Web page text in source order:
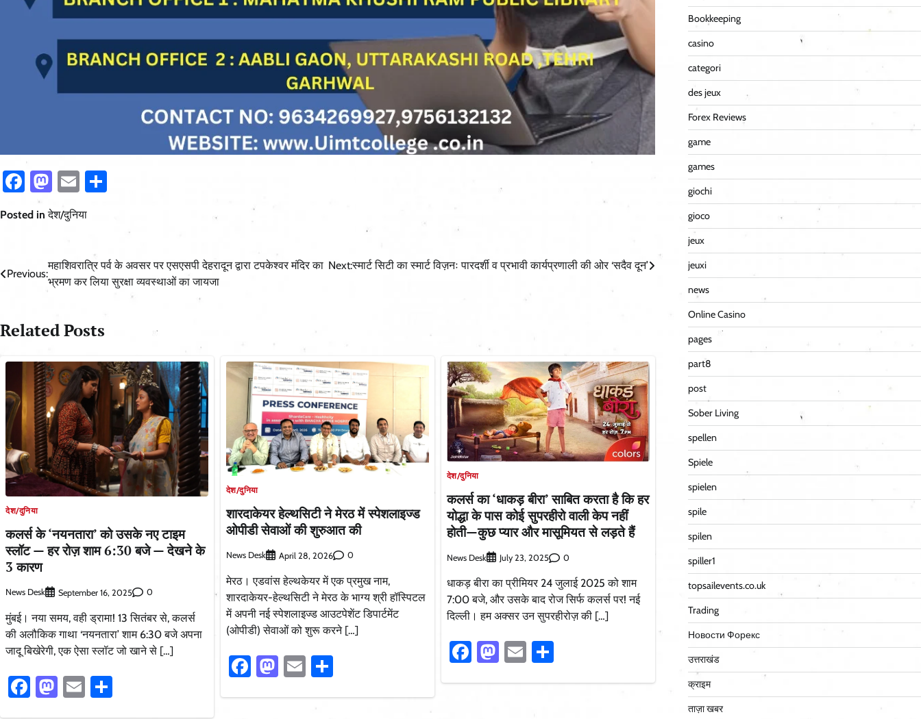
Facebook
Mastodon
Email
Posted inदेश/दुनिया
Post
navigation
Previous:
महाशिवरात्रि पर्व के अवसर पर एसएसपी देहरादून द्वारा टपकेश्वर मंदिर का
भ्रमण कर लिया सुरक्षा व्यवस्थाओं का जायजा
Next:स्मार्ट सिटी का स्मार्ट विज़नः पारदर्शी व प्रभावी कार्यप्रणाली की ओर ‘सदैव दून’
Related Posts
देश/दुनिया
कलर्स के ‘नयनतारा’ को उसके नए टाइम
स्लॉट — हर रोज़ शाम 6:30 बजे — देखने के
3 कारण
News Desk September 16, 2025 0
मुंबई। नया समय, वही ड्रामा! 13 सितंबर से, कलर्स
की अलौकिक गाथा ‘नयनतारा’ शाम 6:30 बजे अपना
जादू बिखेरेगी, एक ऐसा स्लॉट जो खाने से […]
Facebook
Mastodon
Email
देश/दुनिया
शारदाकेयर हेल्थसिटी ने मेरठ में स्पेशलाइज्ड
ओपीडी सेवाओं की शुरुआत की
News Desk April 28, 2026 0
मेरठ। एडवांस हेल्थकेयर में एक प्रमुख नाम,
शारदाकेयर-हेल्थसिटी ने मेरठ के भाग्य श्री हॉस्पिटल
में अपनी नई स्पेशलाइज्ड आउटपेशेंट डिपार्टमेंट
(ओपीडी) सेवाओं को शुरू करने […]
Facebook
Mastodon
EmailShare
देश/दुनिया
कलर्स का ‘धाकड़ बीरा’ साबित करता है कि हर
योद्धा के पास कोई सुपरहीरो वाली केप नहीं
होती—कुछ प्यार और मासूमियत से लड़ते हैं
News Desk July 23, 2025 0
धाकड़ बीरा का प्रीमियर 24 जुलाई 2025 को शाम
7:00 बजे, और उसके बाद रोज सिर्फ कलर्स पर! नई
दिल्ली। हम अक्सर उन सुपरहीरोज़ की […]
Facebook
Mastodon
EmailShare
Bookkeeping
casino
categori
des jeux
Forex Reviews
game
games
giochi
gioco
jeux
jeuxi
news
Online Casino
pages
part8
post
Sober Living
spellen
Spiele
spielen
spile
spilen
spiller1
topsailevents.co.uk
Trading
Новости Форекс
उत्तराखंड
क्राइम
ताज़ा खबर